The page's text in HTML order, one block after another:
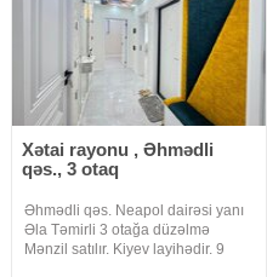
Xətai rayonu , Əhmədli
qəs., 3 otaq
Əhmədli qəs. Neapol dairəsi yanı
Əla Təmirli 3 otağa düzəlmə
Mənzil satılır. Kiyev layihədir. 9